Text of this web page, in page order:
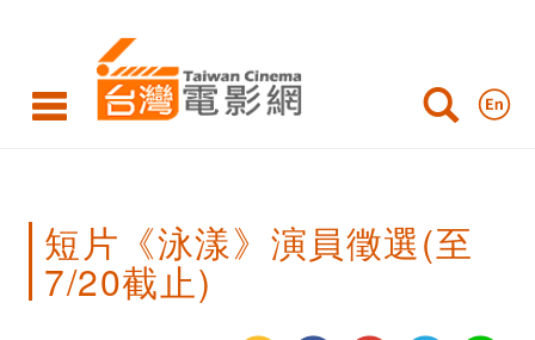
《泳
演
徵
短片《泳漾》演員徵選(至
7/20截止)